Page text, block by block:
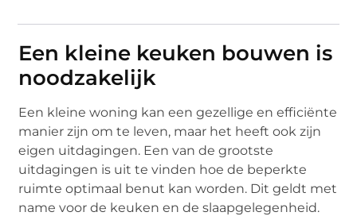
Een kleine keuken bouwen is
noodzakelijk
Een kleine woning kan een gezellige en efficiënte
manier zijn om te leven, maar het heeft ook zijn
eigen uitdagingen. Een van de grootste
uitdagingen is uit te vinden hoe de beperkte
ruimte optimaal benut kan worden. Dit geldt met
name voor de keuken en de slaapgelegenheid.